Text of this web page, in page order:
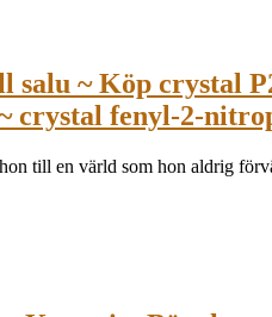
salu ~ Köp crystal
crystal fenyl-2-
till en värld som hon aldrig